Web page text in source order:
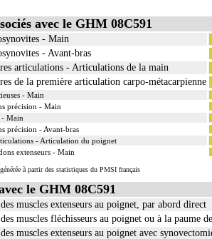
avec le GHM 08C591
- Main
- Avant-bras
articulations - Articulations de la main
de la première articulation carpo-métacarpienne
- Main
précision - Main
- Main
précision - Avant-bras
- Articulation du poignet
extenseurs - Main
à partir des statistiques du PMSI français
le GHM 08C591
muscles extenseurs au poignet, par abord direct
muscles fléchisseurs au poignet ou à la paume
muscles extenseurs au poignet avec